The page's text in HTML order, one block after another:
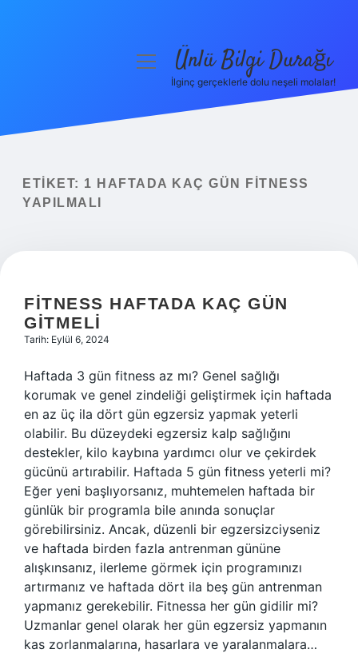
Yasal Uyarı
menüyüÜnlü Bilgi Durağı
İlginç gerçeklerle dolu neşeli molalar!
ETIKET: 1 HAFTADA KAÇ GÜN FITNESS
YAPILMALI
FITNESS HAFTADA KAÇ GÜN
GITMELI
Tarih: Eylül 6, 2024
Haftada 3 gün fitness az mı? Genel sağlığı
korumak ve genel zindeliği geliştirmek için haftada
en az üç ila dört gün egzersiz yapmak yeterli
olabilir. Bu düzeydeki egzersiz kalp sağlığını
destekler, kilo kaybına yardımcı olur ve çekirdek
gücünü artırabilir. Haftada 5 gün fitness yeterli mi?
Eğer yeni başlıyorsanız, muhtemelen haftada bir
günlük bir programla bile anında sonuçlar
görebilirsiniz. Ancak, düzenli bir egzersizciyseniz
ve haftada birden fazla antrenman gününe
alışkınsanız, ilerleme görmek için programınızı
artırmanız ve haftada dört ila beş gün antrenman
yapmanız gerekebilir. Fitnessa her gün gidilir mi?
Uzmanlar genel olarak her gün egzersiz yapmanın
kas zorlanmalarına, hasarlara ve yaralanmalara…